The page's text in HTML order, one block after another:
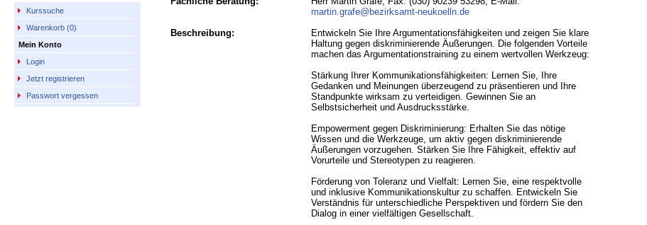
Kurssuche
Warenkorb (0)
Mein Konto
Login
Jetzt registrieren
Passwort vergessen
martin.grafe@bezirksamt-neukoelln.de
Beschreibung:
Entwickeln Sie Ihre Argumentationsfähigkeiten und zeigen Sie klare
Haltung gegen diskriminierende Äußerungen. Die folgenden Vorteile
machen das Argumentationstraining zu einem wertvollen Werkzeug:
Stärkung Ihrer Kommunikationsfähigkeiten: Lernen Sie, Ihre
Gedanken und Meinungen überzeugend zu präsentieren und Ihre
Standpunkte wirksam zu verteidigen. Gewinnen Sie an
Selbstsicherheit und Ausdrucksstärke.
Empowerment gegen Diskriminierung: Erhalten Sie das nötige
Wissen und die Werkzeuge, um aktiv gegen diskriminierende
Äußerungen vorzugehen. Stärken Sie Ihre Fähigkeit, effektiv auf
Vorurteile und Stereotypen zu reagieren.
Förderung von Toleranz und Vielfalt: Lernen Sie, eine respektvolle
und inklusive Kommunikationskultur zu schaffen. Entwickeln Sie
Verständnis für unterschiedliche Perspektiven und fördern Sie den
Dialog in einer vielfältigen Gesellschaft.